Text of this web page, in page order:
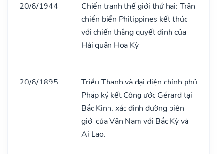
20/6/1944
Chiến tranh thế giới thứ hai: Trận
chiến biển Philippines kết thúc
với chiến thắng quyết định của
Hải quân Hoa Kỳ.
20/6/1895
Triều Thanh và đại diện chính phủ
Pháp ký kết Công ước Gérard tại
Bắc Kinh, xác định đường biên
giới của Vân Nam với Bắc Kỳ và
Ai Lao.